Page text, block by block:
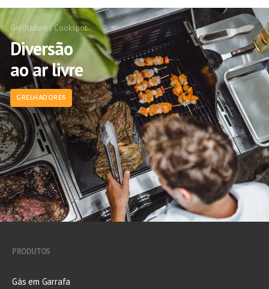
Grelhadores Cookspot
Diversão
ao ar livre
GRELHADORES
PRODUTOS
Gás em Garrafa